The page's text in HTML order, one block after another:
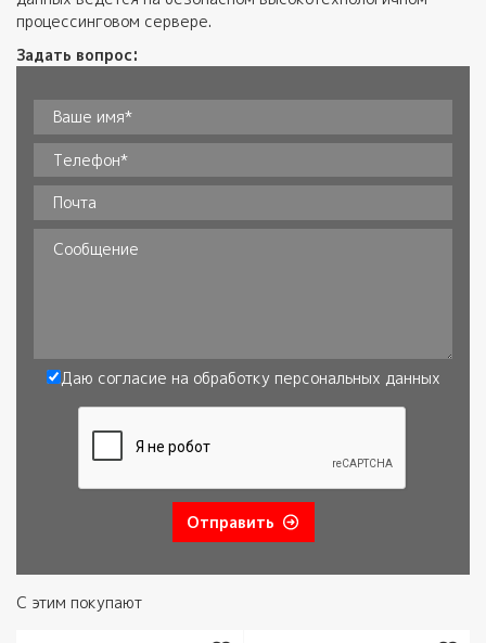
процессинговом сервере.
Задать вопрос:
Ваше имя**
Телефон*
Почта
Сообщение
Даю согласие на обработку персональных данных
Отправить
С этим покупают